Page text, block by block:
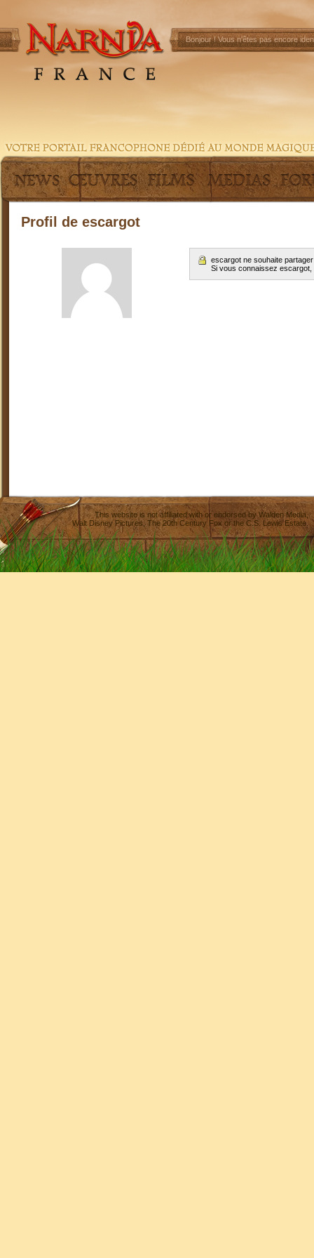
Bonjour !Vous n'êtes pas encore
Profil de escargot
escargot ne souhaite
Si vous connaissez escargot,
This website is not affiliated with or endorsed byWalden Media
Walt Disney Pictures,The 20th Century Fox or the C.S. Lewis Estate.